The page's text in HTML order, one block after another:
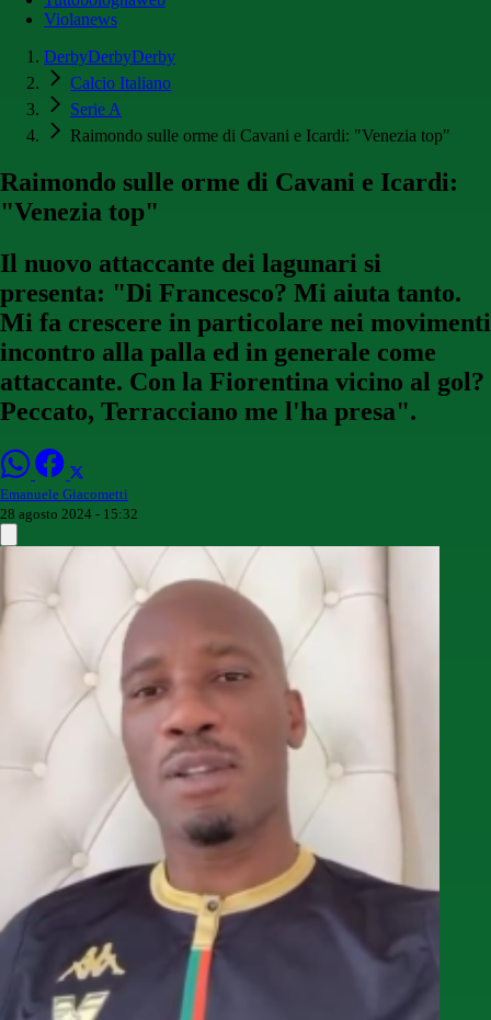
Violanews
DerbyDerbyDerby
Calcio Italiano
Serie A
Raimondo sulle orme di Cavani e Icardi: "Venezia top"
Raimondo sulle orme di Cavani e Icardi:
"Venezia top"
Il nuovo attaccante dei lagunari si
presenta: "Di Francesco? Mi aiuta tanto.
Mi fa crescere in particolare nei movimenti
incontro alla palla ed in generale come
attaccante. Con la Fiorentina vicino al gol?
Peccato, Terracciano me l'ha presa".
Emanuele Giacometti
28 agosto 2024 - 15:32